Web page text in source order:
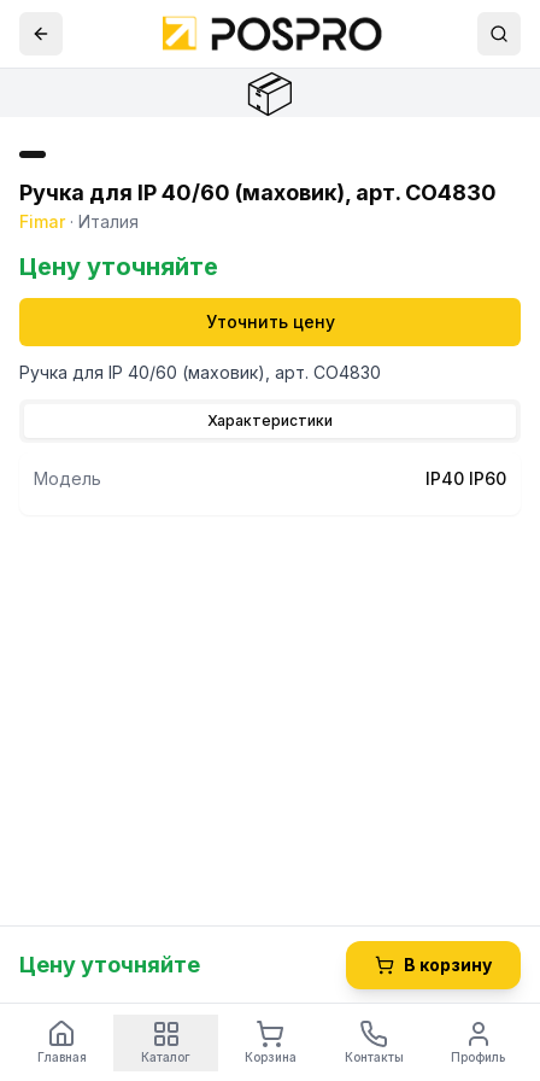
📦
Ручка для IP 40/60 (маховик), арт. CO4830
Fimar· Италия
Цену уточняйте
Уточнить цену
Ручка для IP 40/60 (маховик), арт. CO4830
Характеристики
Модель IP40 IP60
Цену уточняйте В корзину
Главная Каталог Корзина Контакты Профиль